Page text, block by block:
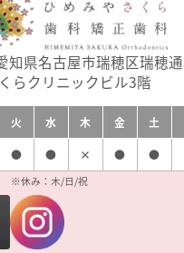
知県名古屋市瑞穂区瑞穂
らクリニックビル3階
火 水 木 金 土
● ● × ● ●
※休み：木/日/祝